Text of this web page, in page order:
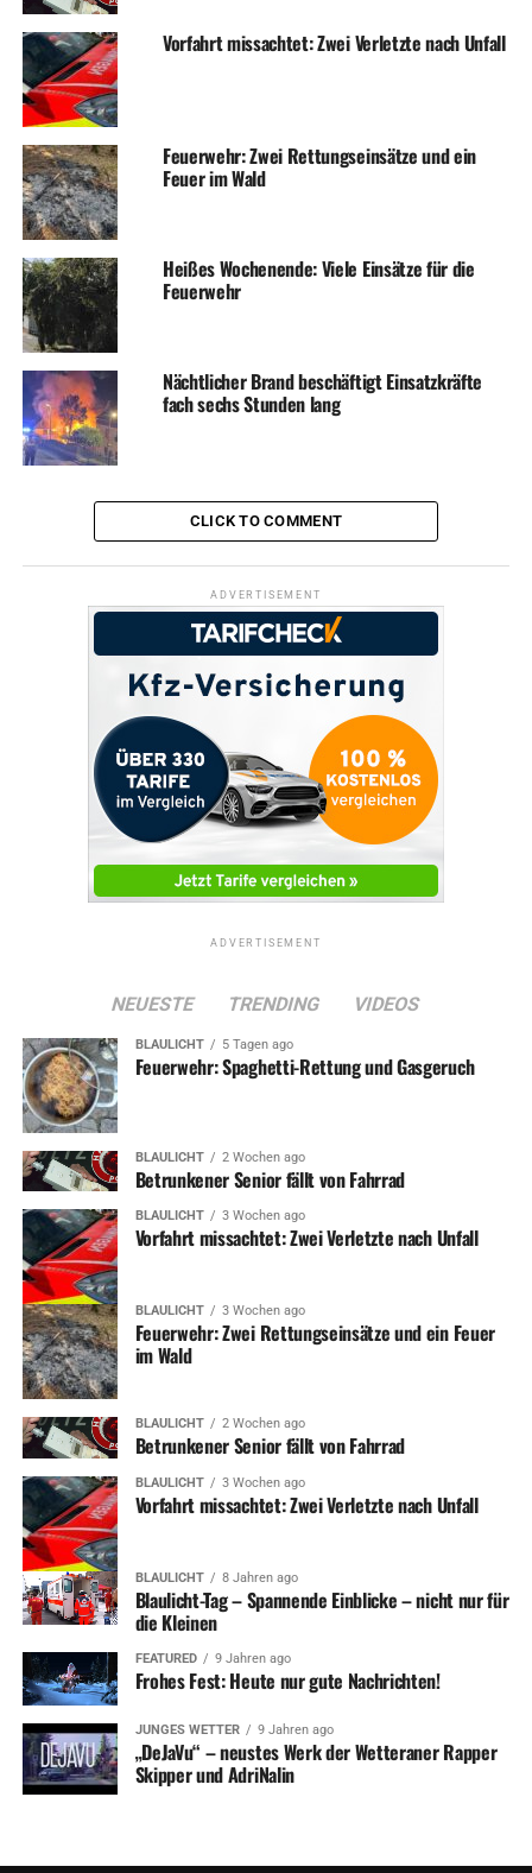
Vorfahrt missachtet: Zwei Verletzte nach Unfall
Feuerwehr: Zwei Rettungseinsätze und ein
Feuer im Wald
Heißes Wochenende: Viele Einsätze für die
Feuerwehr
Nächtlicher Brand beschäftigt Einsatzkräfte
fach sechs Stunden lang
CLICK TO COMMENT
ADVERTISEMENT
ADVERTISEMENT
NEUESTE TRENDING VIDEOS
BLAULICHT 5 Tagen ago
Feuerwehr: Spaghetti-Rettung und Gasgeruch
BLAULICHT 2 Wochen ago
Betrunkener Senior fällt von Fahrrad
BLAULICHT 3 Wochen ago
Vorfahrt missachtet: Zwei Verletzte nach Unfall
BLAULICHT 3 Wochen ago
Feuerwehr: Zwei Rettungseinsätze und ein Feuer
im Wald
BLAULICHT 2 Wochen ago
Betrunkener Senior fällt von Fahrrad
BLAULICHT 3 Wochen ago
Vorfahrt missachtet: Zwei Verletzte nach Unfall
BLAULICHT 8 Jahren ago
Blaulicht-Tag – Spannende Einblicke – nicht nur für
die Kleinen
FEATURED 9 Jahren ago
Frohes Fest: Heute nur gute Nachrichten!
JUNGES WETTER 9 Jahren ago
„DeJaVu“ – neustes Werk der Wetteraner Rapper
Skipper und AdriNalin